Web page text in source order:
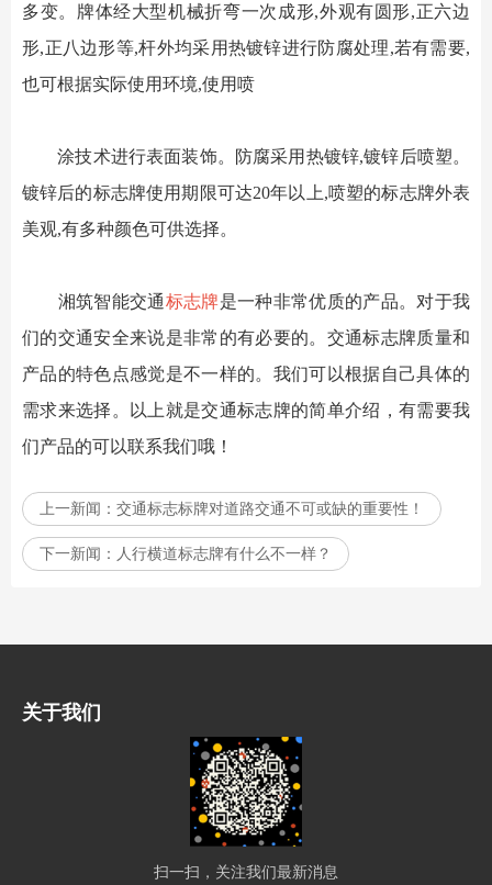
多变。牌体经大型机械折弯一次成形,外观有圆形,正六边
形,正八边形等,杆外均采用热镀锌进行防腐处理,若有需要,
也可根据实际使用环境,使用喷
涂技术进行表面装饰。防腐采用热镀锌,镀锌后喷塑。
镀锌后的标志牌使用期限可达20年以上,喷塑的标志牌外表
美观,有多种颜色可供选择。
湘筑智能交通标志牌是一种非常优质的产品。对于我
们的交通安全来说是非常的有必要的。交通标志牌质量和
产品的特色点感觉是不一样的。我们可以根据自己具体的
需求来选择。以上就是交通标志牌的简单介绍，有需要我
们产品的可以联系我们哦！
上一新闻： 交通标志标牌对道路交通不可或缺的重要性！
下一新闻： 人行横道标志牌有什么不一样？
关于我们
扫一扫，关注我们最新消息